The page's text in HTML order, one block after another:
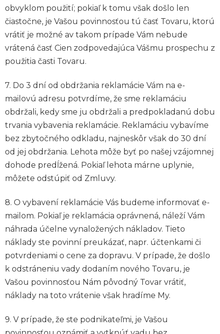
obvyklom použití; pokiaľ k tomu však došlo len
čiastočne, je Vašou povinnosťou tú časť Tovaru, ktorú
vrátiť je možné av takom prípade Vám nebude
vrátená časť Cien zodpovedajúca Vášmu prospechu z
použitia časti Tovaru.
7. Do 3 dní od obdržania reklamácie Vám na e-
mailovú adresu potvrdíme, že sme reklamáciu
obdržali, kedy sme ju obdržali a predpokladanú dobu
trvania vybavenia reklamácie. Reklamáciu vybavíme
bez zbytočného odkladu, najneskôr však do 30 dní
od jej obdržania. Lehota môže byť po našej vzájomnej
dohode predĺžená. Pokiaľ lehota márne uplynie,
môžete odstúpiť od Zmluvy.
8. O vybavení reklamácie Vás budeme informovať e-
mailom. Pokiaľ je reklamácia oprávnená, náleží Vám
náhrada účelne vynaložených nákladov. Tieto
náklady ste povinní preukázať, napr. účtenkami či
potvrdeniami o cene za dopravu. V prípade, že došlo
k odstráneniu vady dodaním nového Tovaru, je
Vašou povinnosťou Nám pôvodný Tovar vrátiť,
náklady na toto vrátenie však hradíme My.
9. V prípade, že ste podnikateľmi, je Vašou